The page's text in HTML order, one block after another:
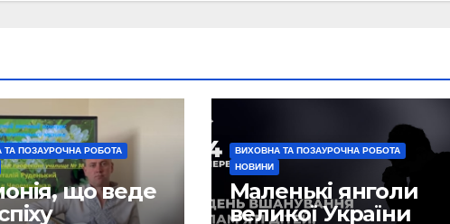
ТА ПОЗАУРОЧНА РОБОТА
що веде
ВИХОВНА ТА ПОЗАУРОЧНА РОБОТА
НОВИНИ
Маленькі янголи
великої України